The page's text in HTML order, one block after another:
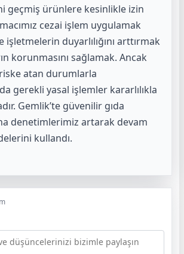
geçmiş ürünlere kesinlikle izin
cezai işlem uygulamak
işletmelerin duyarlılığını arttırmak
korunmasını sağlamak. Ancak
riske atan durumlarla
gerekli yasal işlemler kararlılıkla
Gemlik’te güvenilir gıda
denetimlerimiz artarak devam
kullandı.